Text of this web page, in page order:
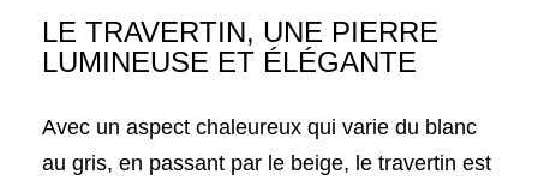
LE TRAVERTIN, UNE PIERRE
LUMINEUSE ET ÉLÉGANTE
Avec un aspect chaleureux qui varie du blanc
au gris, en passant par le beige, le travertin est